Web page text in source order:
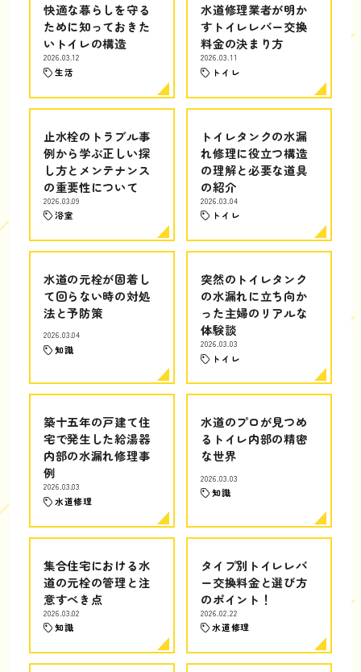
快適な暮らしを守る
ために知っておきた
いトイレの構造
2026.03.12
生活
水道修理業者が明か
すトイレレバー交換
料金の決まり方
2026.03.11
トイレ
止水栓のトラブル事
例から学ぶ正しい探
し方とメンテナンス
の重要性について
2026.03.09
浴室
トイレタンクの水漏
れ修理に役立つ構造
の理解と必要な道具
の紹介
2026.03.04
トイレ
水道の元栓が固着し
て回らない時の対処
法と予防策
2026.03.04
知識
突然のトイレタンク
の水漏れに立ち向か
った主婦のリアルな
体験談
2026.03.03
トイレ
築十五年の戸建て住
宅で発生した給湯器
内部の水漏れ修理事
例
2026.03.03
水道修理
水道のプロが見つめ
るトイレ内部の精密
な世界
2026.03.03
知識
集合住宅における水
道の元栓の管理と注
意すべき点
2026.03.02
知識
タイプ別トイレレバ
ー交換料金と選び方
のポイント！
2026.02.22
水道修理